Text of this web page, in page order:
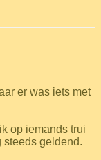
er was iets met
op iemands trui
steeds geldend.